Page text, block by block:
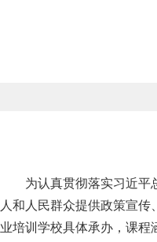
为认真贯彻落实习近平
人和人民群众提供政策宣
业培训学校具体承办，课